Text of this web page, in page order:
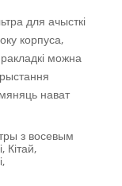
для ачысткі
корпуса,
можна
нават
з восевым
Кітай,